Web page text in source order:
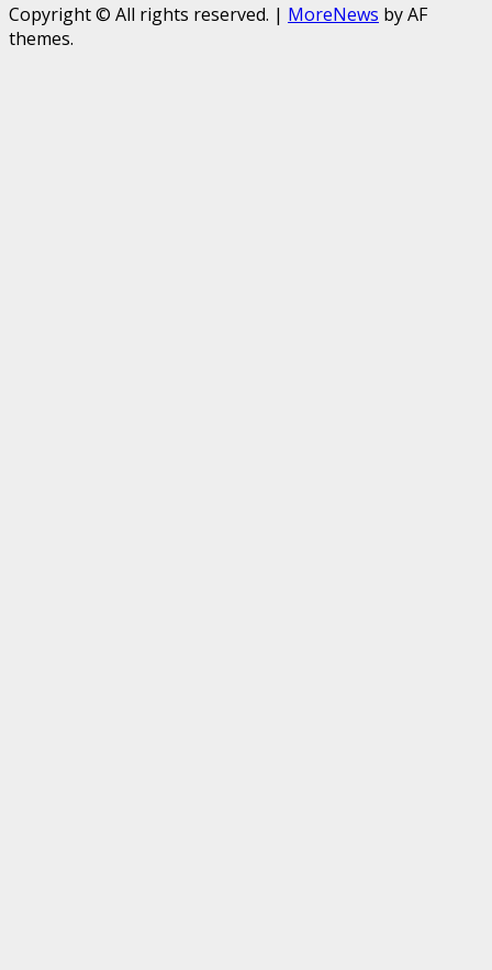
Copyright © All rights reserved. | MoreNews by AF
themes.